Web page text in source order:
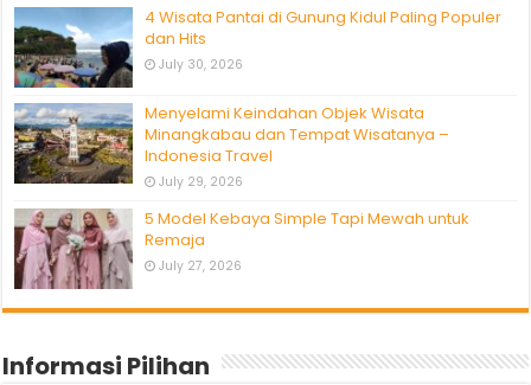
4 Wisata Pantai di Gunung Kidul Paling Populer
dan Hits
July 30, 2026
Menyelami Keindahan Objek Wisata
Minangkabau dan Tempat Wisatanya –
Indonesia Travel
July 29, 2026
5 Model Kebaya Simple Tapi Mewah untuk
Remaja
July 27, 2026
Informasi Pilihan